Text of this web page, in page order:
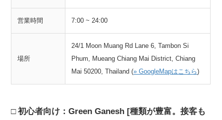
営業時間 7:00 ~ 24:00
場所
24/1 Moon Muang Rd Lane 6, Tambon Si
Phum, Mueang Chiang Mai District, Chiang
Mai 50200, Thailand (» GoogleMapはこちら)
初心者向け：Green Ganesh [種類が豊富。接客も